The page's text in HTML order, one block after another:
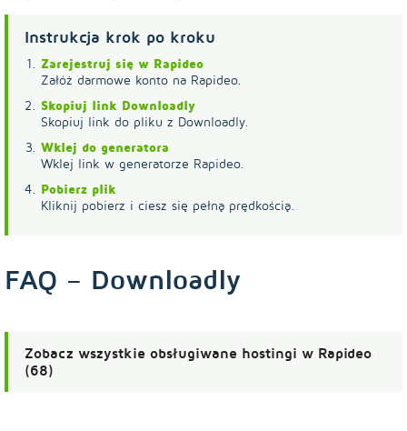
Instrukcja krok po kroku
Zarejestruj się w Rapideo
Załóż darmowe konto na Rapideo.
Skopiuj link Downloadly
Skopiuj link do pliku z Downloadly.
Wklej do generatora
Wklej link w generatorze Rapideo.
Pobierz plik
Kliknij pobierz i ciesz się pełną prędkością.
FAQ – Downloadly
Zobacz wszystkie obsługiwane hostingi w Rapideo
(68)